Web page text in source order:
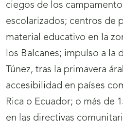
ciegos de los
escolarizados; centros de
material educativo en la
los Balcanes; impulso a la
Túnez, tras la primavera
accesibilidad en países
Rica o Ecuador; o más de
en las directivas